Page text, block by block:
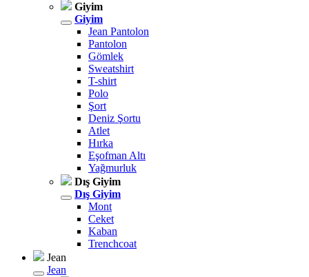
Giyim
Giyim
Jean Pantolon
Pantolon
Gömlek
Sweatshirt
T-shirt
Polo
Şort
Deniz Şortu
Atlet
Hırka
Eşofman Altı
Yağmurluk
Dış Giyim
Dış Giyim
Mont
Ceket
Kaban
Trenchcoat
Jean
Jean